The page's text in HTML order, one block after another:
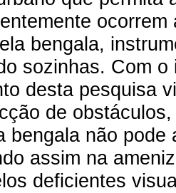
bengala,
sozinhas. Com
desta pesquisa
de
bengala não
assim na
deficientes